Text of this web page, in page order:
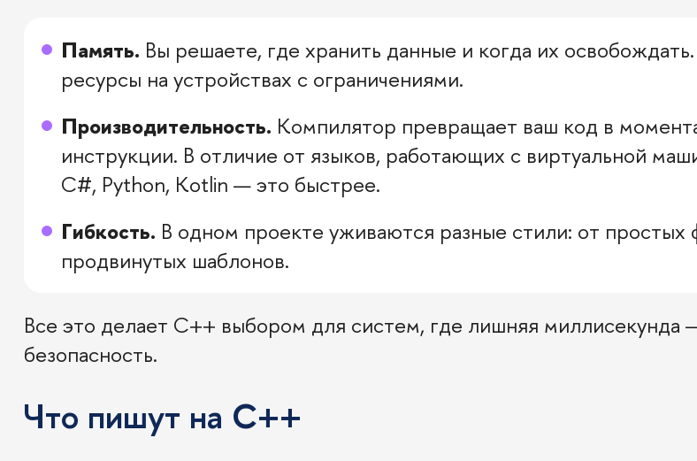
Память. Вы решаете, где хранить данные и когда их
ресурсы на устройствах с ограничениями.
Производительность. Компилятор превращает ваш код в
инструкции. В отличие от языков, работающих с виртуальной
C#, Python, Kotlin — это быстрее.
Гибкость. В одном проекте уживаются разные стили: от простых
продвинутых шаблонов.
Все это делает C++ выбором для систем, где лишняя миллисекунда
безопасность.
Что пишут на C++